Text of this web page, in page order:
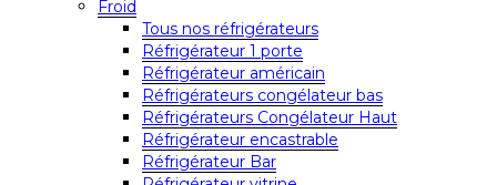
Froid
Tous nos réfrigérateurs
Réfrigérateur 1 porte
Réfrigérateur américain
Réfrigérateurs congélateur bas
Réfrigérateurs Congélateur Haut
Réfrigérateur encastrable
Réfrigérateur Bar